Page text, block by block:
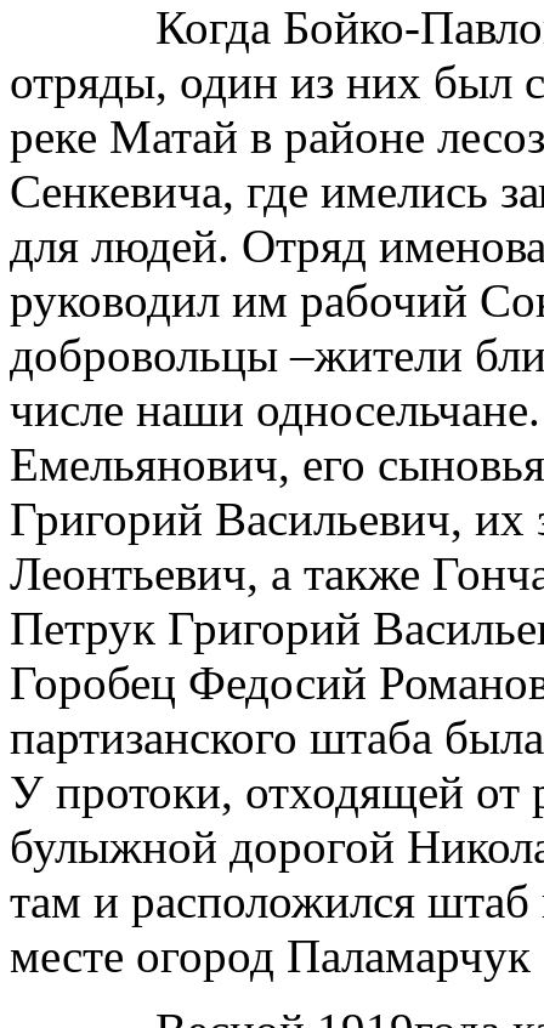
Когда Бойко-Павлов
отряды, один из них был
реке Матай в районе
Сенкевича, где имелись
для людей. Отряд
руководил им рабочий
добровольцы –жители
числе наши
Емельянович, его
Григорий Васильевич,
Леонтьевич, а также
Петрук Григорий
Горобец Федосий
партизанского штаба
У протоки, отходящей от
булыжной дорогой
там и расположился штаб
месте огород